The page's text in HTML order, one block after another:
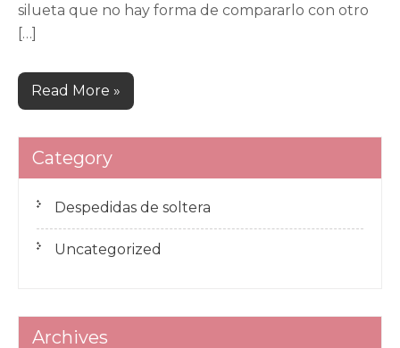
silueta que no hay forma de compararlo con otro
[…]
Read More »
Category
Despedidas de soltera
Uncategorized
Archives